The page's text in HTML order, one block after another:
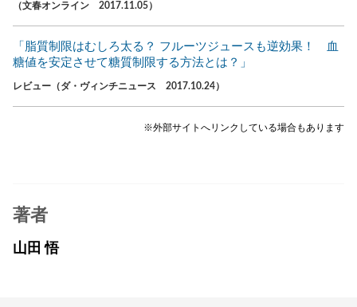
（文春オンライン 2017.11.05）
「脂質制限はむしろ太る？ フルーツジュースも逆効果！ 血
糖値を安定させて糖質制限する方法とは？」
レビュー（ダ・ヴィンチニュース 2017.10.24）
※外部サイトへリンクしている場合もあります
著者
山田 悟